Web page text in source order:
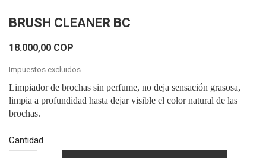
BRUSH CLEANER BC
18.000,00 COP
Impuestos excluidos
Limpiador de brochas sin perfume, no deja sensación grasosa,
limpia a profundidad hasta dejar visible el color natural de las
brochas.
Cantidad